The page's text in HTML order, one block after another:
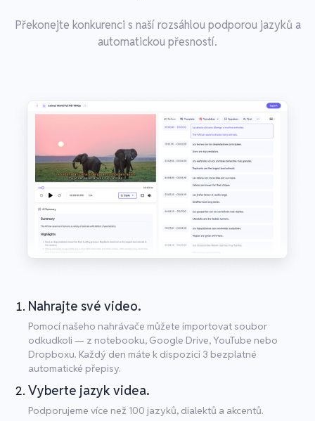
Překonejte konkurenci s naší rozsáhlou podporou jazyků a
automatickou přesností.
Nahrajte své video.
Pomocí našeho nahrávače můžete importovat soubor
odkudkoli — z notebooku, Google Drive, YouTube nebo
Dropboxu. Každý den máte k dispozici 3 bezplatné
automatické přepisy.
Vyberte jazyk videa.
Podporujeme více než 100 jazyků, dialektů a akcentů.